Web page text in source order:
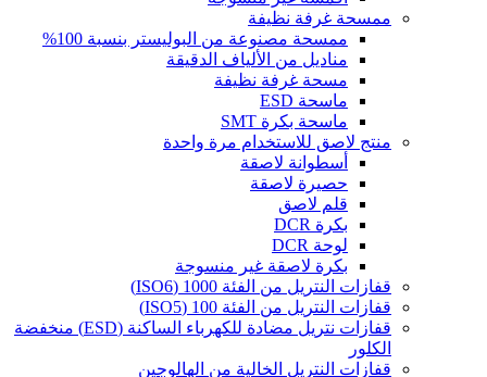
ممسحة غرفة نظيفة
ممسحة مصنوعة من البوليستر بنسبة 100%
مناديل من الألياف الدقيقة
مسحة غرفة نظيفة
ماسحة ESD
ماسحة بكرة SMT
منتج لاصق للاستخدام مرة واحدة
أسطوانة لاصقة
حصيرة لاصقة
قلم لاصق
بكرة DCR
لوحة DCR
بكرة لاصقة غير منسوجة
قفازات النتريل من الفئة 1000 (ISO6)
قفازات النتريل من الفئة 100 (ISO5)
قفازات نتريل مضادة للكهرباء الساكنة (ESD) منخفضة
الكلور
قفازات النتريل الخالية من الهالوجين